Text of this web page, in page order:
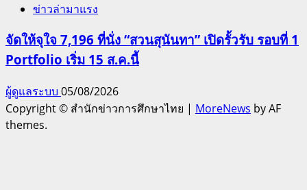
ข่าวล่ามาแรง
จัดให้จุใจ 7,196 ที่นั่ง “สวนสุนันทา” เปิดรั้วรับ รอบที่ 1
Portfolio เริ่ม 15 ส.ค.นี้
ผู้ดูแลระบบ 05/08/2026
Copyright © สำนักข่าวการศึกษาไทย | MoreNews by AF
themes.